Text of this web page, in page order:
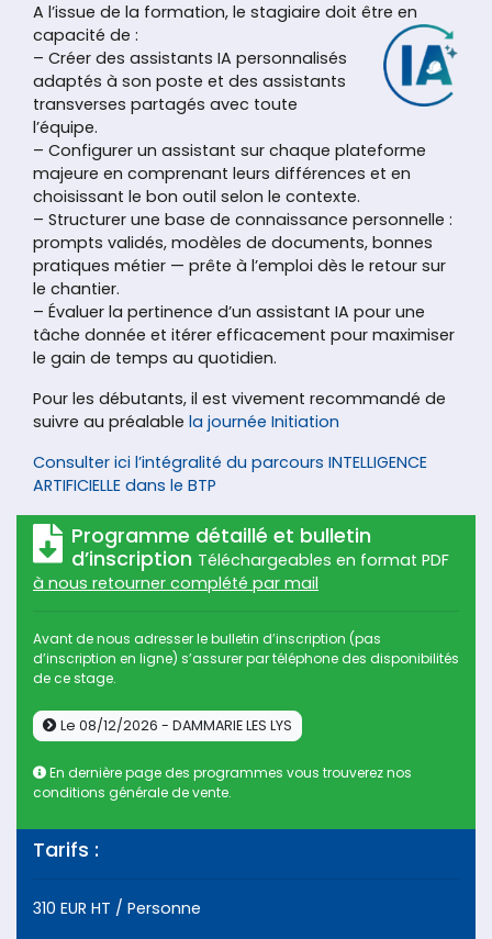
A l’issue de la formation, le stagiaire doit être en
capacité de :
– Créer des assistants IA personnalisés
adaptés à son poste et des assistants
transverses partagés avec toute
l’équipe.
– Configurer un assistant sur chaque plateforme
majeure en comprenant leurs différences et en
choisissant le bon outil selon le contexte.
– Structurer une base de connaissance personnelle :
prompts validés, modèles de documents, bonnes
pratiques métier — prête à l’emploi dès le retour sur
le chantier.
– Évaluer la pertinence d’un assistant IA pour une
tâche donnée et itérer efficacement pour maximiser
le gain de temps au quotidien.
Pour les débutants, il est vivement recommandé de
suivre au préalable la journée Initiation
Consulter ici l’intégralité du parcours INTELLIGENCE
ARTIFICIELLE dans le BTP
Programme détaillé et bulletin
d’inscription Téléchargeables en format PDF
à nous retourner complété par mail
Avant de nous adresser le bulletin d’inscription (pas
d’inscription en ligne) s’assurer par téléphone des disponibilités
de ce stage.
Le 08/12/2026 - DAMMARIE LES LYS
En dernière page des programmes vous trouverez nos
conditions générale de vente.
Tarifs :
310 EUR HT / Personne